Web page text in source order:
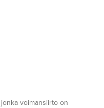
voimansiirto on